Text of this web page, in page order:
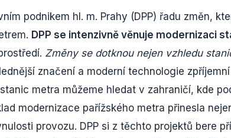
podnikem hl. m. Prahy (DPP) řadu změn,
DPP se intenzivně věnuje modernizaci
Změny se dotknou nejen vzhledu
značení a moderní technologie
metra můžeme hledat v zahraničí, kde
modernizace pařížského metra přinesla
provozu. DPP si z těchto projektů bere